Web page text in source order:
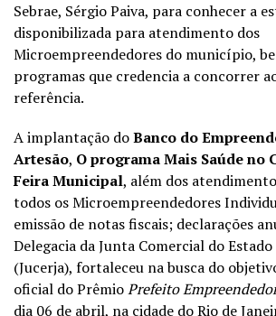
Sebrae, Sérgio Paiva, para conhecer a
disponibilizada para atendimento dos
Microempreendedores do município,
programas que credencia a concorrer
referência.
A implantação doBanco do
Artesão, O programa Mais Saúde no
Feira Municipal, além dos
todos os Microempreendedores
emissão de notas fiscais; declarações
Delegacia da Junta Comercial do
(Jucerja), fortaleceu na busca do
oficial do PrêmioPrefeito
dia 06 de abril, na cidade do Rio de